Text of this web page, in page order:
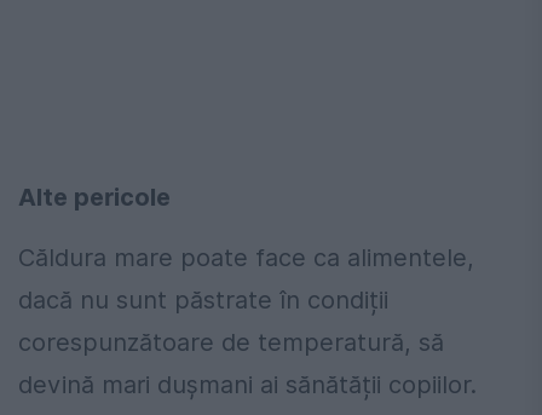
Alte pericole
Căldura mare poate face ca alimentele,
dacă nu sunt păstrate în condiții
corespunzătoare de temperatură, să
devină mari dușmani ai sănătății copiilor.